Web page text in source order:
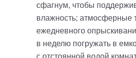
сфагнум, чтобы
влажность; атмосферные
ежедневного
в неделю погружать в
с отстоянной водой